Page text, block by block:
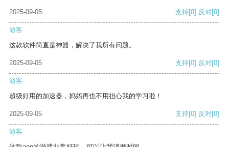
2025-09-05 支持[0] 反对[0]
游客
这款软件简直是神器，解决了我所有问题。
2025-09-05 支持[0] 反对[0]
游客
超级好用的加速器，妈妈再也不用担心我的学习啦！
2025-09-05 支持[0] 反对[0]
游客